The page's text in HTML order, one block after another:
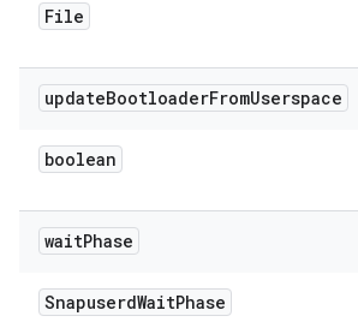
File
updateBootloaderFromUserspace
boolean
waitPhase
SnapuserdWaitPhase